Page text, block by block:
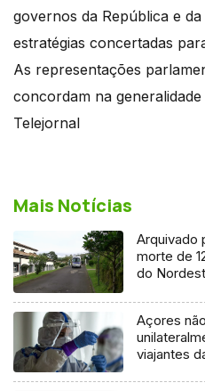
governos da República e
estratégias concertadas
As representações
concordam na generalidade
Telejornal
Mais Notícias
Arquivado
morte de
do
Açores
viajantes